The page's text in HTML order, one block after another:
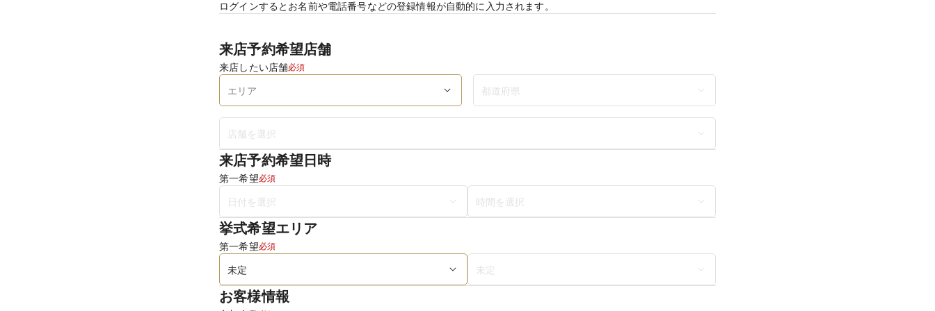
ログインするとお名前や電話番号などの登録情報が自動的に入力されます。
来店予約希望店舗
来店したい店舗必須
来店予約希望日時
第一希望必須
挙式希望エリア
第一希望必須
お客様情報